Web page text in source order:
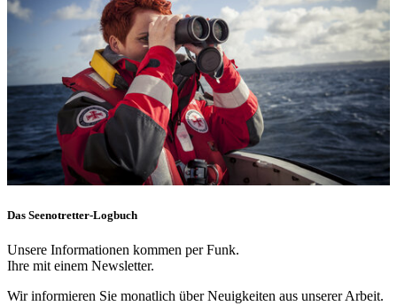
Das Seenotretter-Logbuch
Unsere Informationen kommen per Funk.
Ihre mit einem Newsletter.
Wir informieren Sie monatlich über Neuigkeiten aus unserer Arbeit.